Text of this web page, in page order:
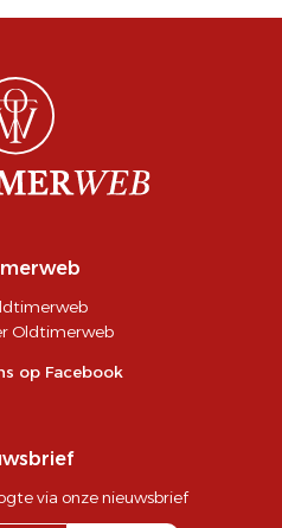
Oldtimerweb
op Facebook
via onze nieuwsbrief